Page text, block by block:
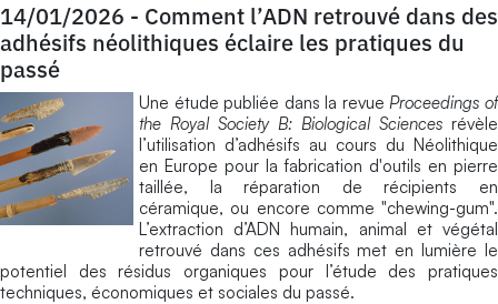
14/01/2026 - Comment l’ADN retrouvé dans des
adhésifs néolithiques éclaire les pratiques du
passé
Une étude publiée dans la revue Proceedings of
the Royal Society B: Biological Sciences révèle
l’utilisation d’adhésifs au cours du Néolithique
en Europe pour la fabrication d'outils en pierre
taillée, la réparation de récipients en
céramique, ou encore comme "chewing-gum".
L’extraction d’ADN humain, animal et végétal
retrouvé dans ces adhésifs met en lumière le
potentiel des résidus organiques pour l’étude des pratiques
techniques, économiques et sociales du passé.